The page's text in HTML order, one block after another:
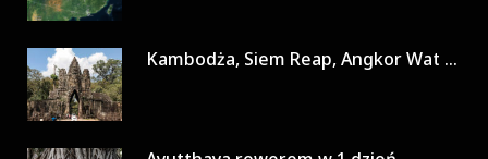
Kambodża, Siem Reap, Angkor Wat w 3 dni